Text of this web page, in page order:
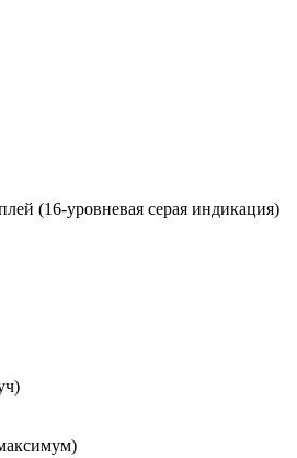
(16-уровневая серая индикация)